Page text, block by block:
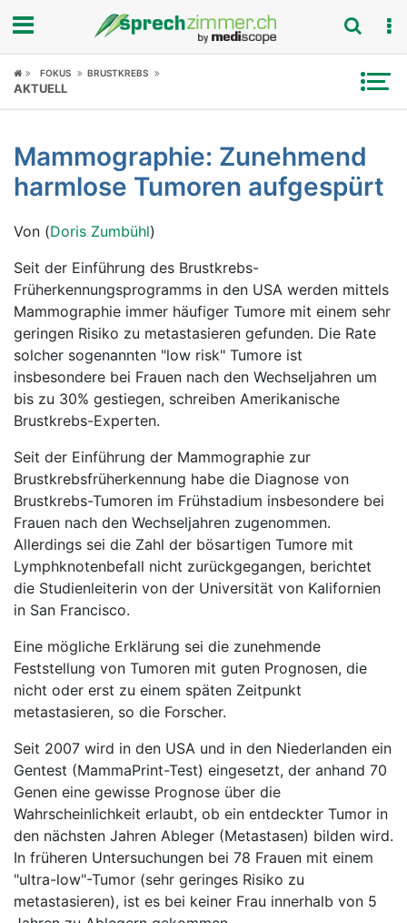
Fokus
Symptome
Ratgeber
Rubriken
FOKUS BRUSTKREBS
AKTUELL
Mammographie: Zunehmend
harmlose Tumoren aufgespürt
Von (Doris Zumbühl)
Seit der Einführung des Brustkrebs-
Früherkennungsprogramms in den USA werden mittels
Mammographie immer häufiger Tumore mit einem sehr
geringen Risiko zu metastasieren gefunden. Die Rate
solcher sogenannten "low risk" Tumore ist
insbesondere bei Frauen nach den Wechseljahren um
bis zu 30% gestiegen, schreiben Amerikanische
Brustkrebs-Experten.
Seit der Einführung der Mammographie zur
Brustkrebsfrüherkennung habe die Diagnose von
Brustkrebs-Tumoren im Frühstadium insbesondere bei
Frauen nach den Wechseljahren zugenommen.
Allerdings sei die Zahl der bösartigen Tumore mit
Lymphknotenbefall nicht zurückgegangen, berichtet
die Studienleiterin von der Universität von Kalifornien
in San Francisco.
Eine mögliche Erklärung sei die zunehmende
Feststellung von Tumoren mit guten Prognosen, die
nicht oder erst zu einem späten Zeitpunkt
metastasieren, so die Forscher.
Seit 2007 wird in den USA und in den Niederlanden ein
Gentest (MammaPrint-Test) eingesetzt, der anhand 70
Genen eine gewisse Prognose über die
Wahrscheinlichkeit erlaubt, ob ein entdeckter Tumor in
den nächsten Jahren Ableger (Metastasen) bilden wird.
In früheren Untersuchungen bei 78 Frauen mit einem
"ultra-low"-Tumor (sehr geringes Risiko zu
metastasieren), ist es bei keiner Frau innerhalb von 5